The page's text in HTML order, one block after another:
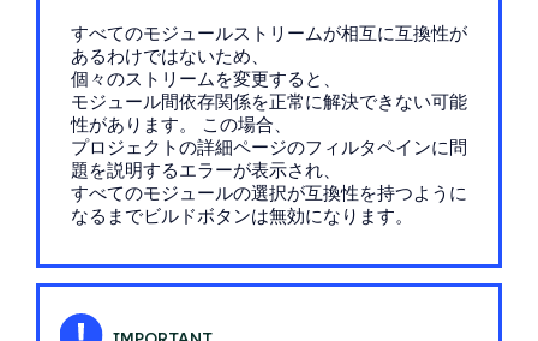
すべてのモジュールストリームが相互に互換性が
あるわけではないため、
個々のストリームを変更すると、
モジュール間依存関係を正常に解決できない可能
性があります。 この場合、
プロジェクトの詳細ページのフィルタペインに問
題を説明するエラーが表示され、
すべてのモジュールの選択が互換性を持つように
なるまでビルドボタンは無効になります。